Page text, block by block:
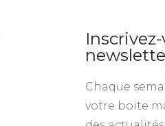
Chaque
votre boite